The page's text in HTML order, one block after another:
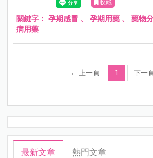
收藏
關鍵字： 孕期感冒 、 孕期用藥 、 藥物
病用藥
← 上一頁 1 下一
最新文章 熱門文章